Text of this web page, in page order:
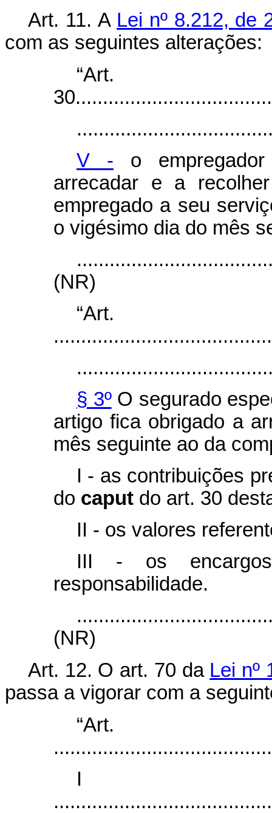
Art. 11. A Lei nº 8.212, de
com as seguintes
“Art.
V - o
arrecadar e a
empregado a seu
o vigésimo dia do mês
(NR)
§ 3ºO segurado
artigo fica obrigado a
mês seguinte ao da
I - as contribuições
do caput do art. 30
II - os valores
III - os
responsabilidade.
(NR)
Art. 12. O art. 70 da Lei nº
passa a vigorar com a
I